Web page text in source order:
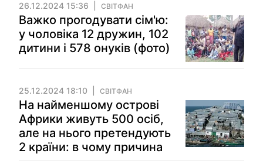
26.12.2024 15:36 СВІТФАН
Важко прогодувати сім'ю:
у чоловіка 12 дружин, 102
дитини і 578 онуків (фото)
25.12.2024 18:10 СВІТФАН
На найменшому острові
Африки живуть 500 осіб,
але на нього претендують
2 країни: в чому причина